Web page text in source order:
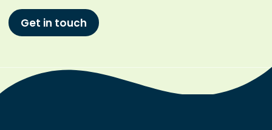
Get in touch